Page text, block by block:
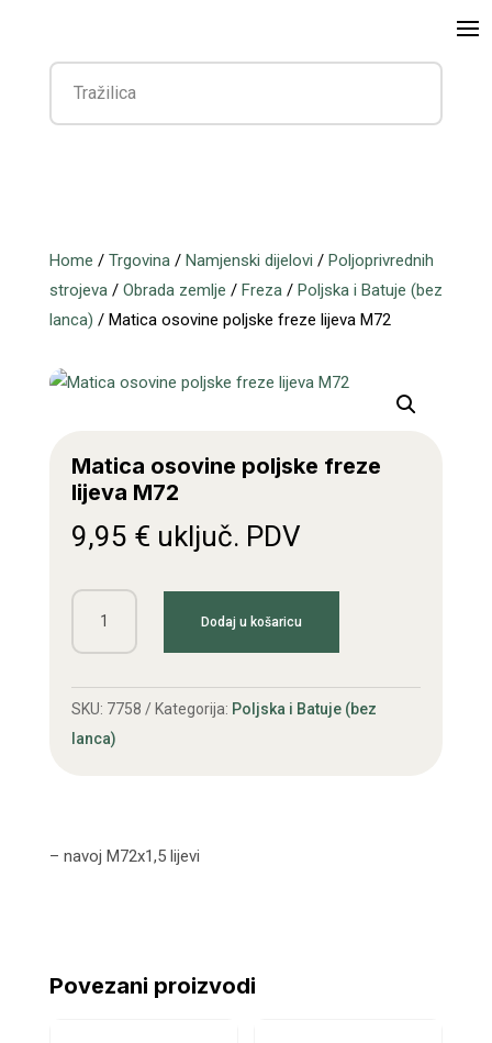
Home / Trgovina/ Namjenski dijelovi / Poljoprivrednih
strojeva/ Obrada zemlje / Freza/ Poljska i Batuje (bez
lanca) / Matica osovine poljske freze lijeva M72
Matica osovine poljske freze
lijeva M72
9,95 € uključ. PDV
Matica
osovine
freze
lijeva
M72
Dodaj u košaricu
SKU: 7758 Kategorija: Poljska i Batuje (bez
lanca)
– navoj M72x1,5 lijevi
Povezani proizvodi